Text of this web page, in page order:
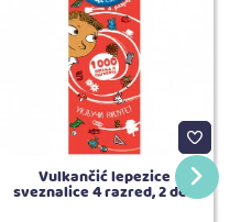
Vulkančić lepezice
sveznalice 4 razred, 2 deo